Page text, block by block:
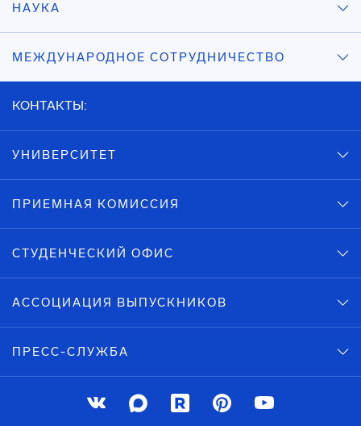
НАУКА
МЕЖДУНАРОДНОЕ СОТРУДНИЧЕСТВО
КОНТАКТЫ:
УНИВЕРСИТЕТ
ПРИЕМНАЯ КОМИССИЯ
СТУДЕНЧЕСКИЙ ОФИС
АССОЦИАЦИЯ ВЫПУСКНИКОВ
ПРЕСС-СЛУЖБА